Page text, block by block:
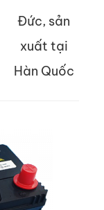
Đức, sản
xuất tại
Hàn Quốc